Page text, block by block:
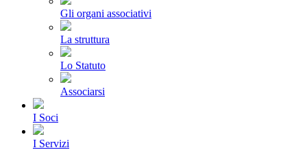
Gli organi associativi
La struttura
Lo Statuto
Associarsi
I Soci
I Servizi